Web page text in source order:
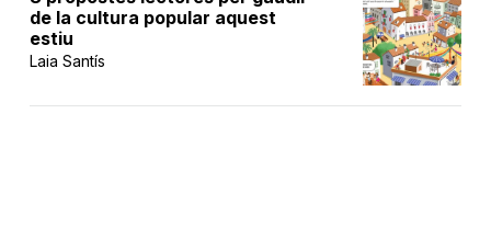
de la cultura popular aquest
estiu
Laia Santís